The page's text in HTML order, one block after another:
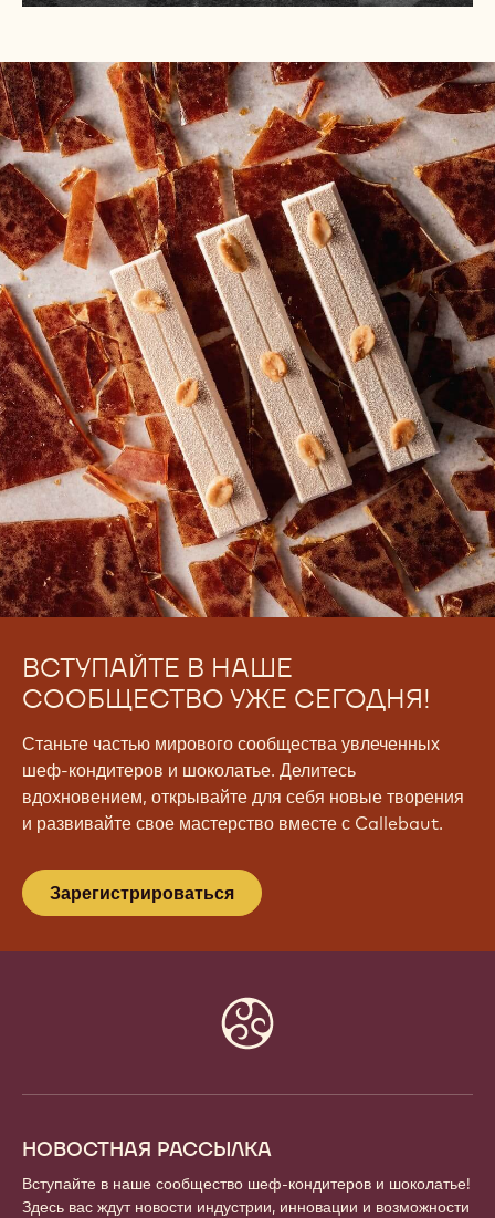
ВСТУПАЙТЕ В НАШЕ
СООБЩЕСТВО УЖЕ СЕГОДНЯ!
Станьте частью мирового сообщества увлеченных
шеф-кондитеров и шоколатье. Делитесь
вдохновением, открывайте для себя новые творения
и развивайте свое мастерство вместе с Callebaut.
Зарегистрироваться
НОВОСТНАЯ РАССЫЛКА
Вступайте в наше сообщество шеф-кондитеров и шоколатье!
Здесь вас ждут новости индустрии, инновации и возможности